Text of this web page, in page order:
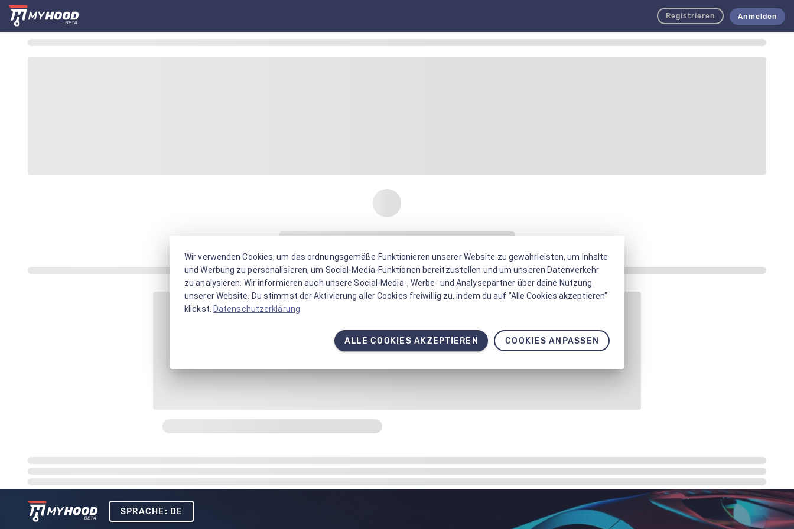
Registrieren Anmelden
SPRACHE: DE
Wir verwenden Cookies, um das ordnungsgemäße Funktionieren unserer Website zu gewährleisten, um Inhalte
und Werbung zu personalisieren, um Social-Media-Funktionen bereitzustellen und um unseren Datenverkehr
zu analysieren. Wir informieren auch unsere Social-Media-, Werbe- und Analysepartner über deine Nutzung
unserer Website. Du stimmst der Aktivierung aller Cookies freiwillig zu, indem du auf "Alle Cookies akzeptieren"
klickst. Datenschutzerklärung
ALLE COOKIES AKZEPTIEREN COOKIES ANPASSEN